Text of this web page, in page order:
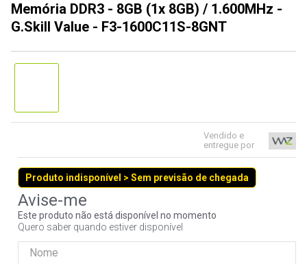
Memória DDR3 - 8GB (1x 8GB) / 1.600MHz -
G.Skill Value - F3-1600C11S-8GNT
Vendido e
entregue por
Produto indisponível > Sem previsão de chegada
Este produto não está disponível no momento
Quero saber quando estiver disponível
1º
gabinete
7º
fractal
8º
controle
ventoinha
10º hd